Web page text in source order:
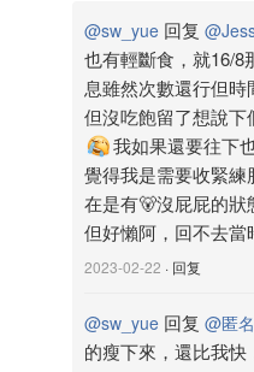
剛上班的9個月其實還瘦了
班半年內自己掉到105-108
重訓少弓很多，比起沒上
後來轉了部門，半夜4點下
候餓傻了，開始跟同事跑
多，當下懵了，跑了兩個
🤣逼自己不要吃那麼多或
可以少吃點然後安心的睡。
是一天兩餐，但是食量也
@sw_yue 回复
也有輕斷食，就16/8
息雖然次數還行但時
但沒吃飽留了想說下
我如果還要往下
覺得我是需要收緊練
在是有🐻沒屁屁的狀
但好懶阿，回不去當
2023-02-22 · 回复
@sw_yue 回复 @匿
的瘦下來，還比我